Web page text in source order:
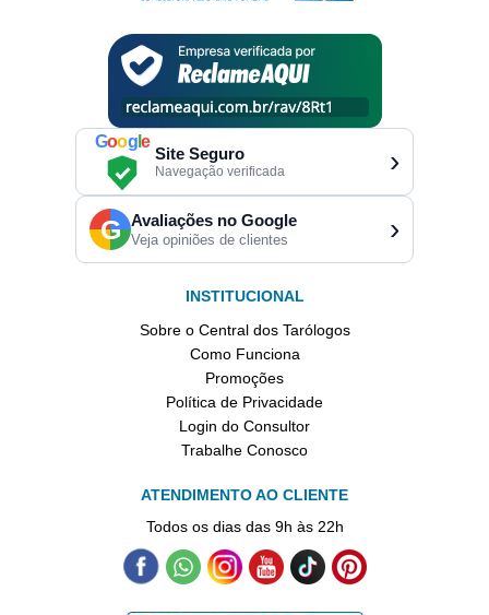
Google
Site Seguro
Navegação verificada ›
G Avaliações no Google
Veja opiniões de clientes ›
INSTITUCIONAL
Sobre o Central dos Tarólogos
Como Funciona
Promoções
Política de Privacidade
Login do Consultor
Trabalhe Conosco
ATENDIMENTO AO CLIENTE
Todos os dias das 9h às 22h